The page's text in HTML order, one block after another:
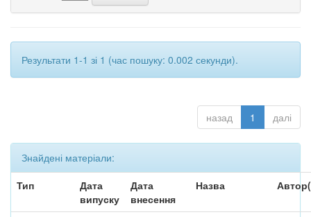
Результати 1-1 зі 1 (час пошуку: 0.002 секунди).
назад 1 далі
Знайдені матеріали:
Тип
Дата
випуску
Дата
внесення
Назва